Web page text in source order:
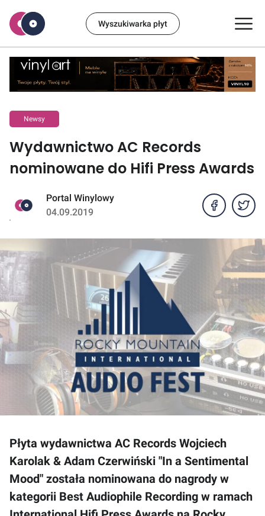
Wyszukiwarka płyt
Newsy
Wydawnictwo AC Records
nominowane do Hifi Press Awards
Portal Winylowy
04.09.2019
Płyta wydawnictwa AC Records Wojciech
Karolak & Adam Czerwiński "In a Sentimental
Mood" została nominowana do nagrody w
kategorii Best Audiophile Recording w ramach